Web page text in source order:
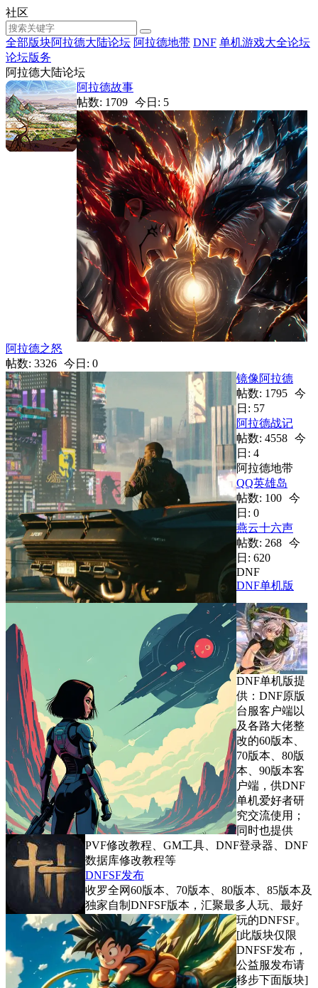
社区
全部版块阿拉德大陆论坛 阿拉德地带 DNF 单机游戏大全论坛
论坛版务
阿拉德大陆论坛
阿拉德故事
帖数: 1709 今日: 5
阿拉德之怒
帖数: 3326 今日: 0
镜像阿拉德
帖数: 1795 今
日: 57
阿拉德战记
帖数: 4558 今
日: 4
阿拉德地带
QQ英雄岛
帖数: 100 今
日: 0
燕云十六声
帖数: 268 今
日: 620
DNF
DNF单机版
DNF单机版提
供：DNF原版
台服客户端以
及各路大佬整
改的60版本、
70版本、80版
本、90版本客
户端，供DNF
单机爱好者研
究交流使用；
同时也提供
PVF修改教程、GM工具、DNF登录器、DNF
数据库修改教程等
DNFSF发布
收罗全网60版本、70版本、80版本、85版本及
独家自制DNFSF版本，汇聚最多人玩、最好
玩的DNFSF。
[此版块仅限
DNFSF发布，
公益服发布请
移步下面版块]